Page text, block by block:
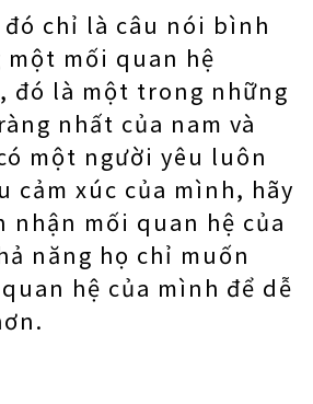
chỉ là câu nói bình
mối quan hệ
đó là một trong những
nhất của nam và
một người yêu luôn
cảm xúc của mình, hãy
nhận mối quan hệ của
năng họ chỉ muốn
hệ của mình để dễ